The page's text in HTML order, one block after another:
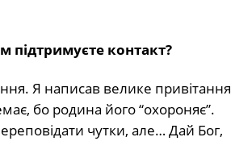
підтримуєте контакт?
Я написав велике привітання
бо родина його “охороняє”.
чутки, але… Дай Бог,